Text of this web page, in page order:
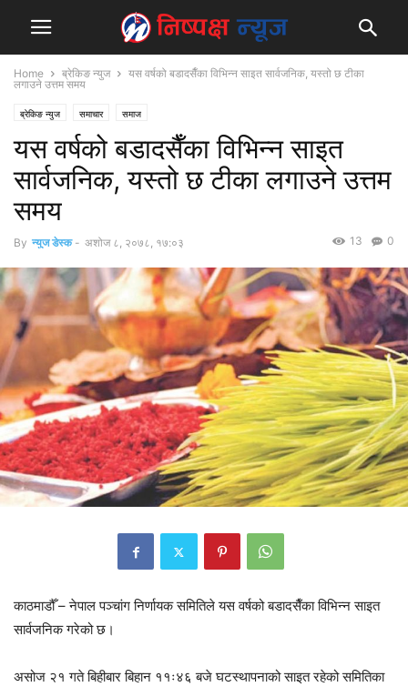
Home ब्रेकिङ न्युज
यस वर्षको बडादसैँका विभिन्न साइत सार्वजनिक, यस्तो छ टीका
लगाउने उत्तम समय
ब्रेकिङ न्युज समाचार समाज
यस वर्षको बडादसैँका विभिन्न साइत
सार्वजनिक, यस्तो छ टीका लगाउने उत्तम
समय
By न्युज डेस्क - अशोज ८, २०७८, १७:०३ 0
13
काठमाडौँ – नेपाल पञ्चांग निर्णायक समितिले यस वर्षको बडादसैँका विभिन्न साइत
सार्वजनिक गरेको छ।
असोज २१ गते बिहीबार बिहान ११ः४६ बजे घटस्थापनाको साइत रहेको समितिका